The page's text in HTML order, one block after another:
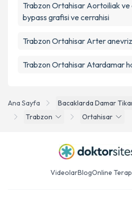
Ana Sayfa
Bacaklarda Damar
Trabzon
Ortahisar
Trabzon Ortahisar Aortoiliak
bypass grafisi ve cerrahisi
Trabzon Ortahisar Arter
Trabzon Ortahisar Atardamar
VideolarBlogOnline